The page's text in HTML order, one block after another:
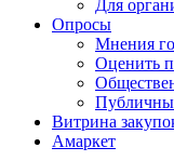
Для
Опросы
Мнения
Оценить
Витрина
Амаркет